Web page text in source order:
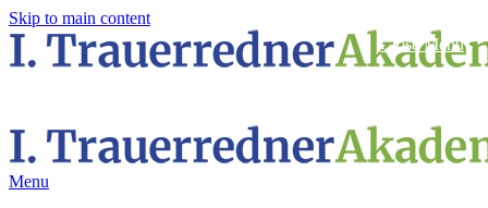
Skip to main content
Menu
Close Menu